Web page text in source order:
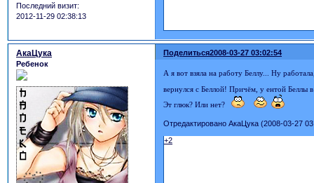
Последний визит:
2012-11-29 02:38:13
Поделиться2008-03-27 03:02:54
АкаЦука
Ребенок
А я вот взяла на работу Беллу... Ну
вернулся с Беллой! Причём, у ентой
Эт глюк? Или нет?
Отредактировано АкаЦука (2008-03-27
+2